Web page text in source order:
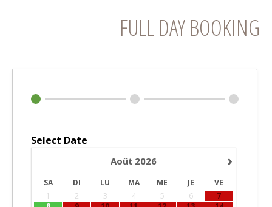
FULL DAY BOOKING
Select Date
›
Août 2026
SA DI LU MA ME JE
VE
1
2 3 4 5 6
7